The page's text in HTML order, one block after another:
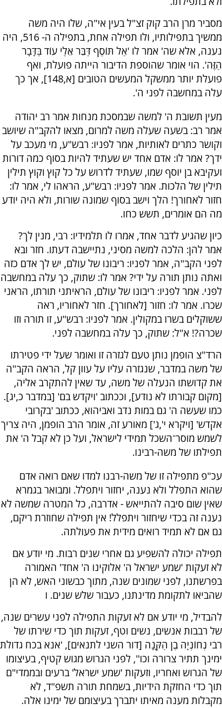
מסביר מרן הרב קוק זצ"ל בעין אי"ה, שלו היה משה
ממשיך בתפילותיו, ולו תפילה אחת, בתפילה ה- 516, היה
נענה, אלא שה' אמר לו 'אַל תּוֹסֶף דַּבֵּר אֵלַי עוֹד בַּדָּבָר
הַזֶּה'. הוי אומר שהוספת הדיבור הייתה פועלת, ואף
פועלת יותר ממשקל המעשים הטובים [א,148], אך כך
עלה במחשבה לפני ה'.
מעין תשובת ה' למשה שבמסכת מנחות אמר רב יהודה
אמר רב: בשעה שעלה משה למרום, מצאו להקב"ה שיושב
וקושר כתרים לאותיות, אמר לפניו: רבש"ע, מי מעכב על
ידך? אמר לו: אדם אחד יש שעתיד להיות בסוף כמה דורות
ועקיבא בן יוסף שמו, שעתיד לדרוש על כל קוץ וקוץ תילין
תילין של הלכות. אמר לפניו: רבש"ע, הראהו לי, אמר לו:
חזור לאחורך! הלך וישב בסוף שמונה שורות, ולא היה יודע
מה הם אומרים, תשש כחו.
כיון שהגיע לדבר אחד, אמרו לו תלמידיו: רבי, מנין לך?
אמר להן: הלכה למשה מסיני, נתיישבה דעתו. חזר ובא
לפני הקב"ה, אמר לפניו: ריבונו של עולם, יש לך אדם כזה
ואתה נותן תורה על ידי? אמר לו: שתוק, כך עלה במחשבה
לפני. אמר לפניו: ריבונו של עולם, הראיתני תורתו, הראני
שכרו. אמר לו: חזור [לאחורך]. חזר לאחוריו, ראה
ששוקלים בשרו במקולין. אמר לפניו: רבש"ע, זו תורה וזו
שכרה?! א"ל: שתוק, כך עלה במחשבה לפני.
הרד"צ הופמן נותן טעם לגזרה זו ואומר שעל ידי פטירתו
של משה במדבר, שנגזרה עליו על עוון קל, הראה הקב"ה
את קדושתו הנעלה של משה, עד שאין להתקרב אליה,
[מקום קבורתו לא נודע], וככתוב 'ויקדש בם' [במדבר כ,יג].
כמו שעשה ה' גם במות נדב ואביהוא, ככתוב 'בקרובי
אקדש' [ויקרא י',ג'] מאורע זה, אומר הרב הופמן, היה צריך
לשמש מוסר־השכל תמידי לישראל, ועל כן לא קבל ה' את
תפילתו של משה-רבינו.
עכ"פ מתפילה זו של משה-רבנו למדו שאם רואה אדם
שהוא התפלל ולא נענה, יחזור ויתפלל. ומבואר בגמרא
שאין שום סיבה להתייאש - אדרבה, כל המטרה שמשה לא
נענה זה בכדי שיחזור ויתפלל! אין תפילה שחוזרת ריקם,
גם אם לא תמיד רואים מידית את פעולתה.
תפילה יכולה להשפיע גם אחרי שנים רבות. מי יודע אם
לא זעקות 'שמע ישראל ה' אלוקינו ה' אחד' האמורה
בפרשתנו, לפני שמונים שנה, מתוך כבשוני האש, לא הן
שהביאו לתקומת מדינתנו, כעבור שלש שנים. ו
להבדיל, מי יודע אם לא זעקות התפילה לפני עשרים שנה,
של רבבות אנשים, נשים וטף, זעקות תוך כדי שירתו של
רבי נְחוֹנְיָה בֶן הַקָּנָה [דור השני לתנאים], 'אנא בכח גדולת
ימינך תתיר צרורה וכו'', לפני הגרוש מגוש קטיף, בעיצומו
של הגרוש ואחריו, וזעקות 'שמע ישראל' ברעים ובממדי"ם
תוך כדי החזקת הידיות, בשמחת תורה תשפ"ד, לא
מקבלות מענה מאיתו יתברך בעיצומם של ימינו אלה.